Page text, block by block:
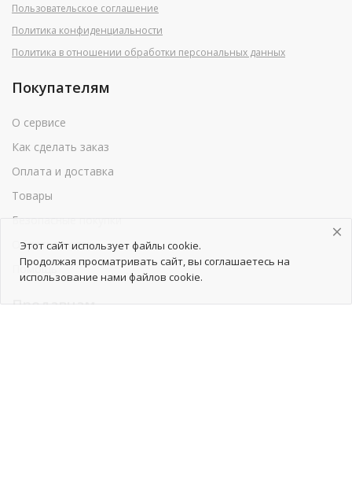
Пользовательское соглашение
Политика конфиденциальности
Политика в отношении обработки персональных данных
Покупателям
О сервисе
Как сделать заказ
Оплата и доставка
Товары
Безопасные покупки
Обратная связь
Помощь
Продавцам
Этот сайт использует файлы cookie.
Продолжая просматривать сайт, вы соглашаетесь на
использование нами файлов cookie.